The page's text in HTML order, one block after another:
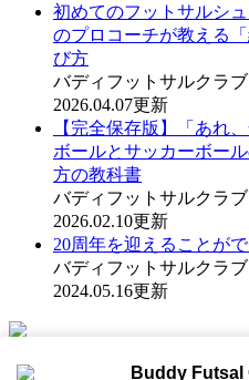
初めてのフットサルシ
のプロコーチが教える
び方
バディフットサルクラ
2026.04.07更新
【完全保存版】「あれ
ボールとサッカーボー
方の教科書
バディフットサルクラ
2026.02.10更新
20周年を迎えることがで
バディフットサルクラ
2024.05.16更新
WEBコート予約はBuddy Futsal